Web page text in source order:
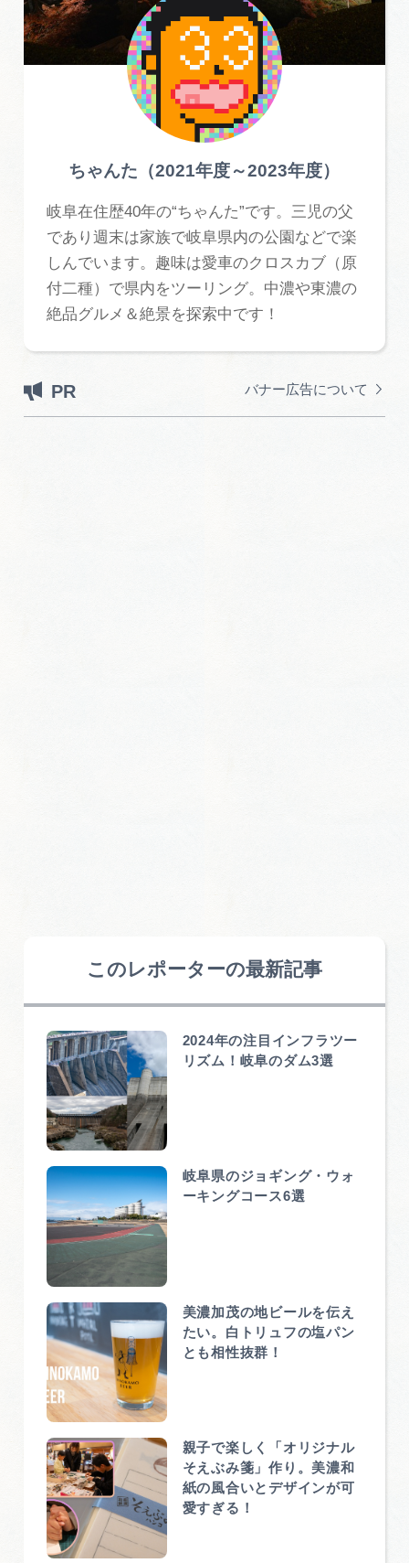
ちゃんた（2021年度～2023年度）
岐阜在住歴40年の“ちゃんた”です。三児の父
であり週末は家族で岐阜県内の公園などで楽
しんでいます。趣味は愛車のクロスカブ（原
付二種）で県内をツーリング。中濃や東濃の
絶品グルメ＆絶景を探索中です！
このレポーターの最新記事
2024年の注目インフラツー
リズム！岐阜のダム3選
岐阜県のジョギング・ウォ
ーキングコース6選
美濃加茂の地ビールを伝え
たい。白トリュフの塩パン
とも相性抜群！
親子で楽しく「オリジナル
そえぶみ箋」作り。美濃和
紙の風合いとデザインが可
愛すぎる！
PR バナー広告について